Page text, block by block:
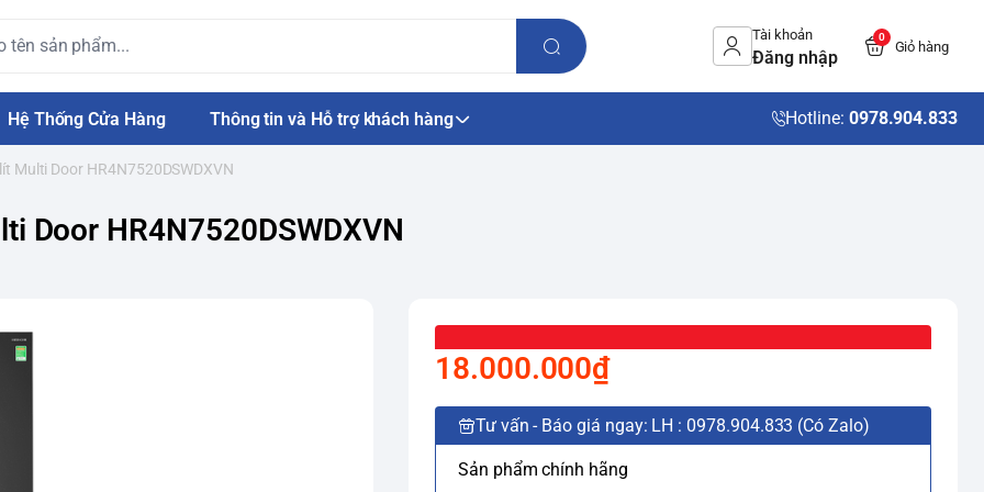
Tài khoản
Đăng nhập
0
Giỏ hàng
Hệ Thống Cửa Hàng Thông tin và Hỗ trợ khách hàng Hotline: 0978.904.833
Multi Door HR4N7520DSWDXVN
Door HR4N7520DSWDXVN
18.000.000₫
Tư vấn - Báo giá ngay: LH : 0978.904.833 (Có Zalo)
Sản phẩm chính hãng